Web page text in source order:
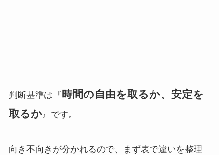
判断基準は『時間の自由を取るか、安定を
取るか』です。
向き不向きが分かれるので、まず表で違いを整理